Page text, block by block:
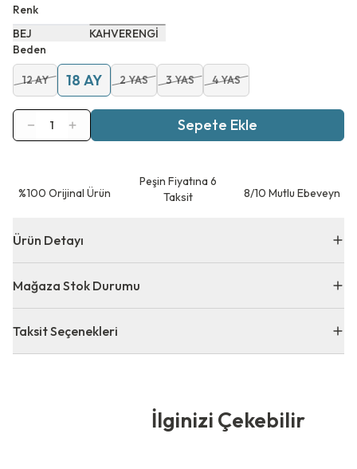
Renk
BEJ
KAHVERENGİ
Beden
12 AY 18 AY 2 YAS 3 YAS 4 YAS
1 Sepete Ekle
⁠%100 Orijinal Ürün
Peşin Fiyatına 6
Taksit
8/10 Mutlu Ebeveyn
Ürün Detayı
Mağaza Stok Durumu
Taksit Seçenekleri
İlginizi Çekebilir